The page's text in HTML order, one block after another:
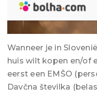
Wanneer je in
huis wilt kopen en/of
eerst een EMŠO
Davčna številka